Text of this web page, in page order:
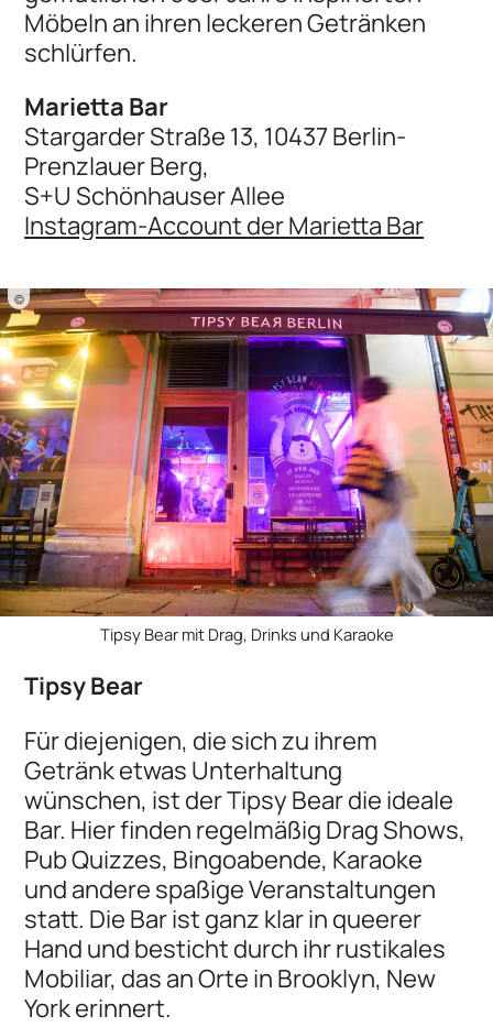
Möbeln an ihren leckeren Getränken
schlürfen.
Marietta Bar
Stargarder Straße 13, 10437 Berlin-
Prenzlauer Berg,
S+U Schönhauser Allee
Instagram-Account der Marietta Bar
©
Tipsy Bear mit Drag, Drinks und Karaoke
Tipsy Bear
Für diejenigen, die sich zu ihrem
Getränk etwas Unterhaltung
wünschen, ist der Tipsy Bear die ideale
Bar. Hier finden regelmäßig Drag Shows,
Pub Quizzes, Bingoabende, Karaoke
und andere spaßige Veranstaltungen
statt. Die Bar ist ganz klar in queerer
Hand und besticht durch ihr rustikales
Mobiliar, das an Orte in Brooklyn, New
York erinnert.